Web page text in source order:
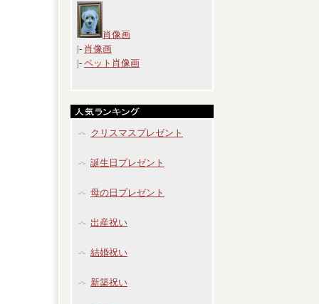
肖像画
|- 肖像画
|- ペット肖像画
クリスマスプレゼント
誕生日プレゼント
母の日プレゼント
出産祝い
結婚祝い
新築祝い